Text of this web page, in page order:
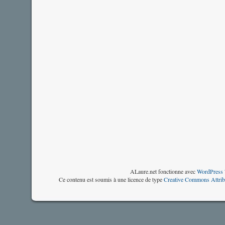
ALaure.net fonctionne avecWordPress
Ce contenu est soumis à une licence de typeCreative Commons